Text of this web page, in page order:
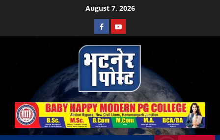
August 7, 2026
Facebook
Youtube